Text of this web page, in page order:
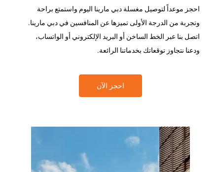
احجز موعداً لتوصيل مغسلة دبي مارينا اليوم واستمتع براحة
وتجربة من الدرجة الأولى تميزها عن المنافسين في دبي مارينا.
اتصل بنا عبر الخط الساخن أو البريد الإلكتروني أو الواتساب،
ودعنا نتجاوز توقعاتك بخدماتنا الرائعة.
احجز الآن